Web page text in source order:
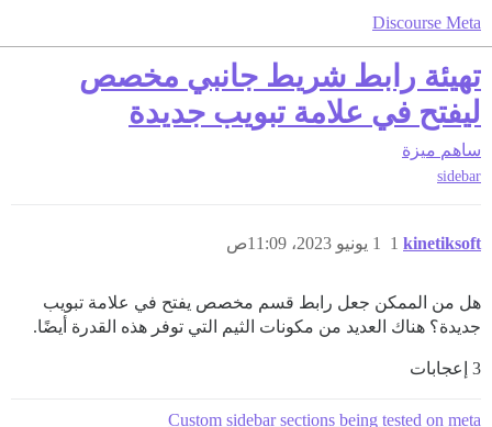
Discourse Meta
تهيئة رابط شريط جانبي مخصص
ليفتح في علامة تبويب جديدة
ساهم ميزة
sidebar
kinetiksoft 1 يونيو 2023، 11:09ص 1
هل من الممكن جعل رابط قسم مخصص يفتح في علامة تبويب
جديدة؟ هناك العديد من مكونات الثيم التي توفر هذه القدرة أيضًا.
3 إعجابات
Custom sidebar sections being tested on meta